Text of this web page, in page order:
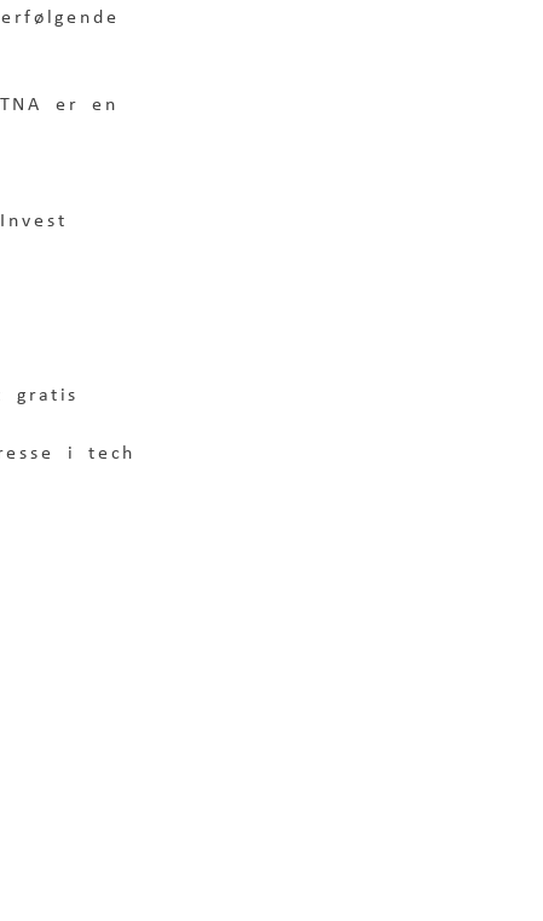
er en
gratis
i tech